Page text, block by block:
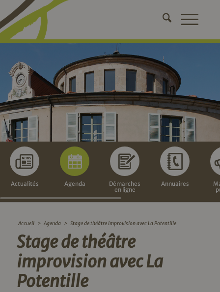
Actualités Agenda
Démarches
en ligne
Annuaires
Accueil > Agenda > Stage de théâtre improvision avec La Potentille
Stage de théâtre
improvision avec La
Potentille